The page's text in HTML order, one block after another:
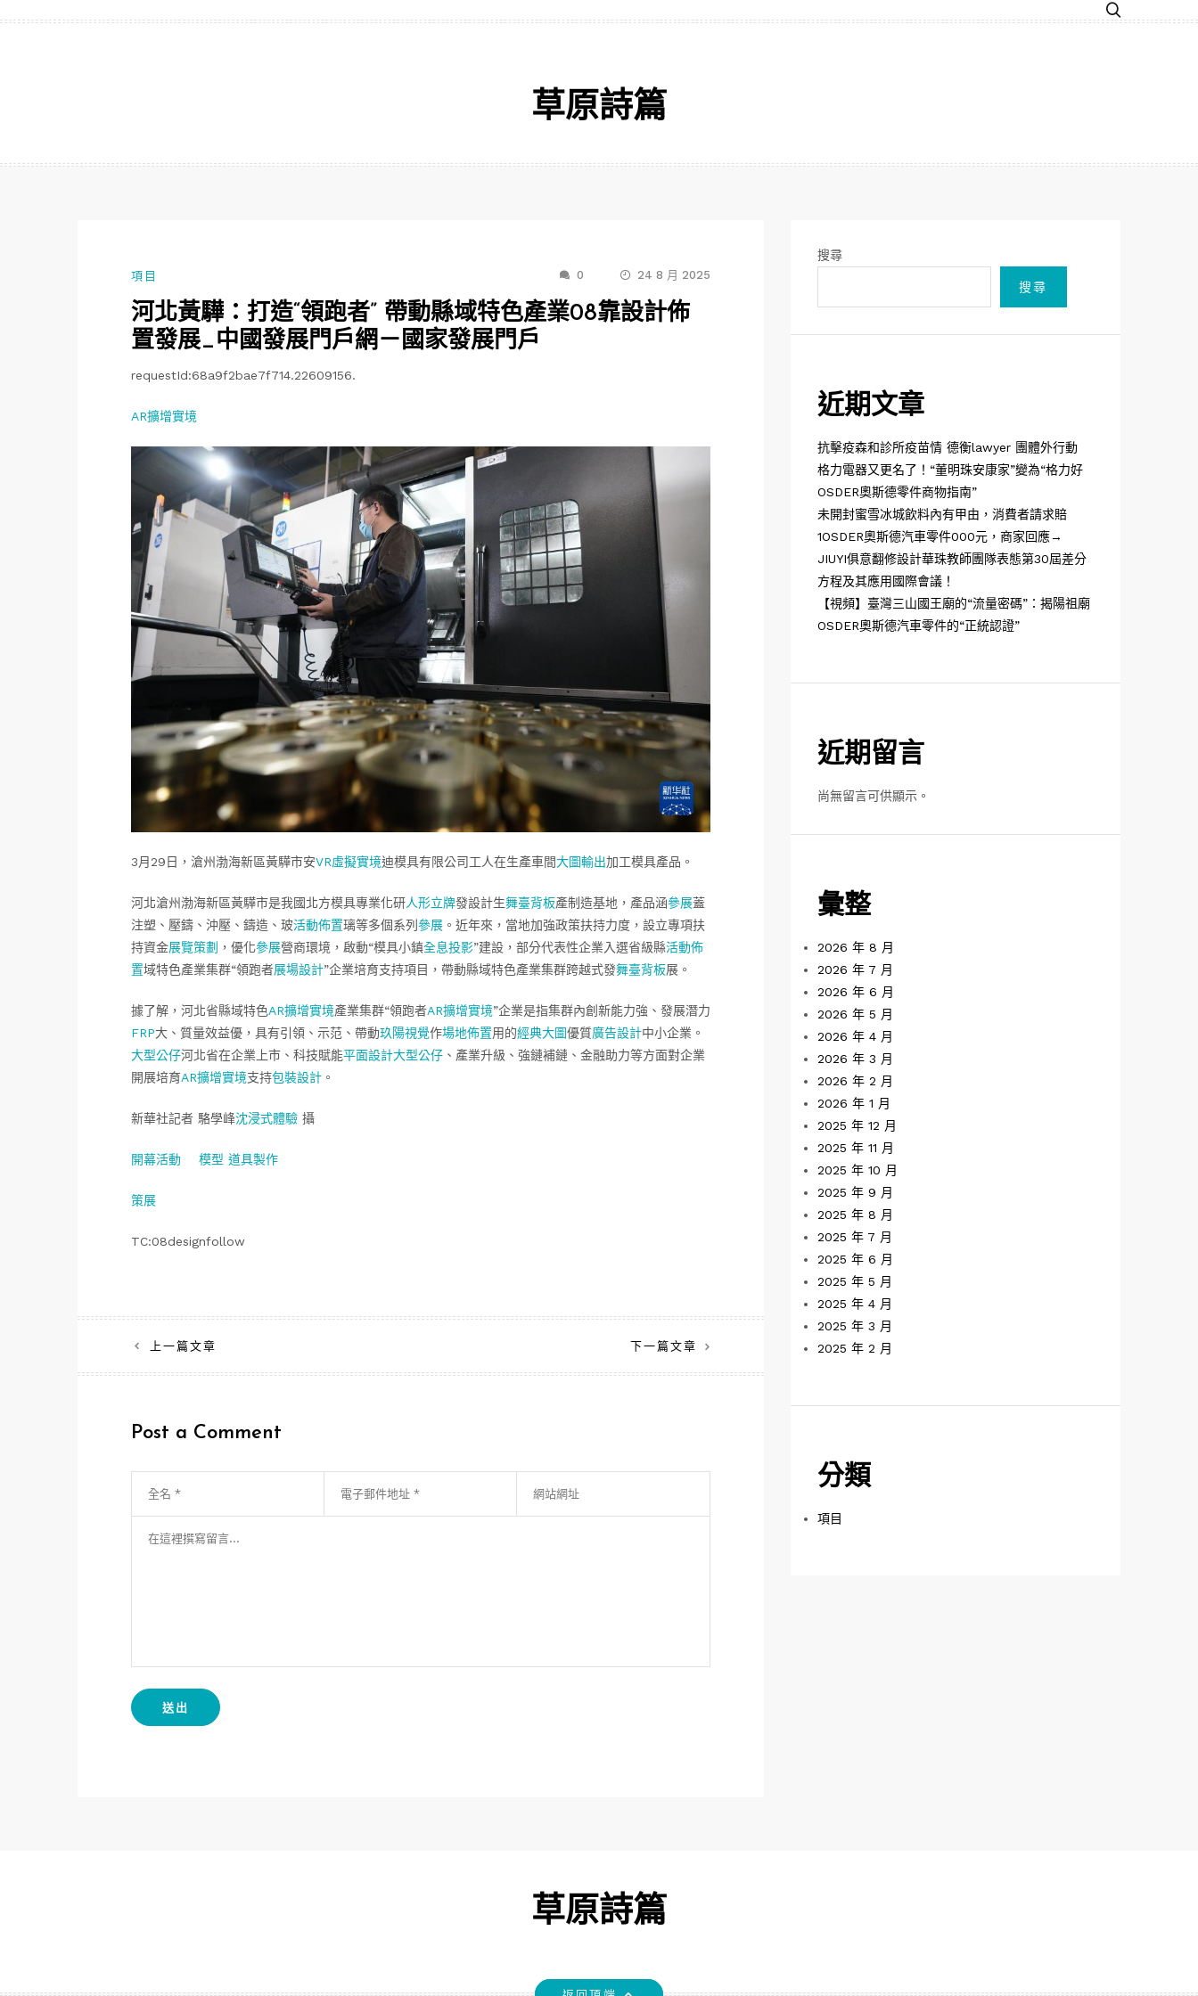
草原詩篇
項目 0 24 8 月 2025
河北黃驊：打造“領跑者” 帶動縣域特色產業08靠設計佈
置發展_中國發展門戶網－國家發展門戶
requestId:68a9f2bae7f714.22609156.
AR擴增實境
3月29日，滄州渤海新區黃驊市安VR虛擬實境迪模具有限公司工人在生產車間大圖輸出加工模具產品。
河北滄州渤海新區黃驊市是我國北方模具專業化研人形立牌發設計生舞臺背板產制造基地，產品涵參展蓋
注塑、壓鑄、沖壓、鑄造、玻活動佈置璃等多個系列 參展 。近年來，當地加強政策扶持力度，設立專項扶
持資金展覽策劃 ，優化參展營商環境，啟動“模具小鎮全息投影”建設，部分代表性企業入選省級縣活動佈
置域特色產業集群“領跑者展場設計”企業培育支持項目，帶動縣域特色產業集群跨越式發舞臺背板展。
據了解，河北省縣域特色AR擴增實境產業集群“領跑者AR擴增實境”企業是指集群內創新能力強、發展潛力
FRP大、質量效益優，具有引領、示范、帶動玖陽視覺作場地佈置用的經典大圖優質廣告設計中小企業。
大型公仔河北省在企業上市、科技賦能平面設計大型公仔 、產業升級、強鏈補鏈、金融助力等方面對企業
開展培育AR擴增實境支持包裝設計 。
新華社記者 駱學峰沈浸式體驗 攝
開幕活動 模型 道具製作
策展
TC:08designfollow
文
章
覽
上一篇文章 下一篇文章
Post a Comment
搜尋
搜尋
近期文章
抗擊疫森和診所疫苗情 德衡lawyer 團體外行動
格力電器又更名了！“董明珠安康家”變為“格力好
OSDER奧斯德零件商物指南”
未開封蜜雪冰城飲料內有甲由，消費者請求賠
1OSDER奧斯德汽車零件000元，商家回應→
JIUYI俱意翻修設計華珠教師團隊表態第30屆差分
方程及其應用國際會議！
【視頻】臺灣三山國王廟的“流量密碼”：揭陽祖廟
OSDER奧斯德汽車零件的“正統認證”
近期留言
尚無留言可供顯示。
彙整
2026 年 8 月
2026 年 7 月
2026 年 6 月
2026 年 5 月
2026 年 4 月
2026 年 3 月
2026 年 2 月
2026 年 1 月
2025 年 12 月
2025 年 11 月
2025 年 10 月
2025 年 9 月
2025 年 8 月
2025 年 7 月
2025 年 6 月
2025 年 5 月
2025 年 4 月
2025 年 3 月
2025 年 2 月
分類
項目
草原詩篇